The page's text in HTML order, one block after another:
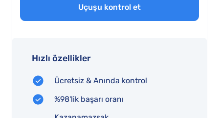
Uçuşu kontrol et
Hızlı özellikler
Ücretsiz & Anında kontrol
%98'lik başarı oranı